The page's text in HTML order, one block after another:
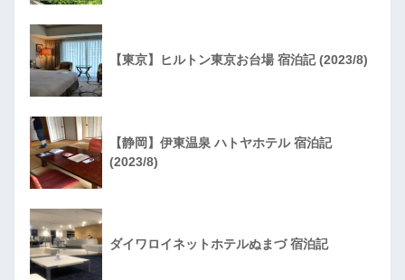
【東京】ヒルトン東京お台場 宿泊記 (2023/8)
【静岡】伊東温泉 ハトヤホテル 宿泊記
(2023/8)
ダイワロイネットホテルぬまづ 宿泊記